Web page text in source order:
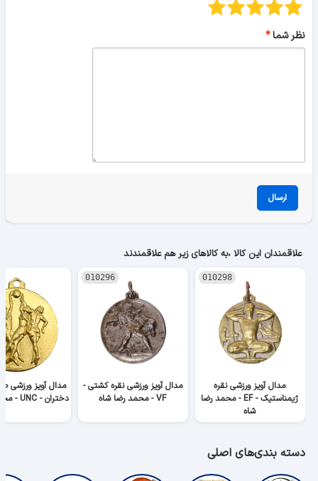
نظر شما
ارسال
علاقمندان این کالا ،به کالاهای زیر هم علاقمندند
010298
مدال آویز ورزشی نقره
ژیمناستیک - EF - محمد رضا
شاه
010296
مدال آویز ورزشی نقره کشتی -
VF - محمد رضا شاه
مدال آویز ورزشی
دختران - UNC - محمد رضا شاه
دسته بندی‌های اصلی